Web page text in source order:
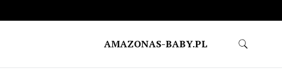
AMAZONAS-BABY.PL